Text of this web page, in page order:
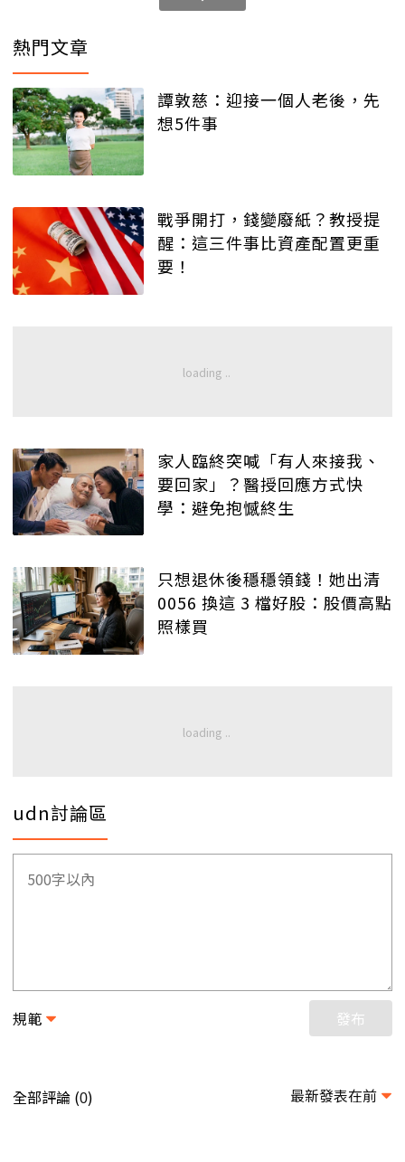
熱門文章
譚敦慈：迎接一個人老後，先
想5件事
戰爭開打，錢變廢紙？教授提
醒：這三件事比資產配置更重
要！
家人臨終突喊「有人來接我、
要回家」？醫授回應方式快
學：避免抱憾終生
只想退休後穩穩領錢！她出清
0056 換這 3 檔好股：股價高點
照樣買
udn討論區
規範 發布
全部評論 (0) 最新發表在前